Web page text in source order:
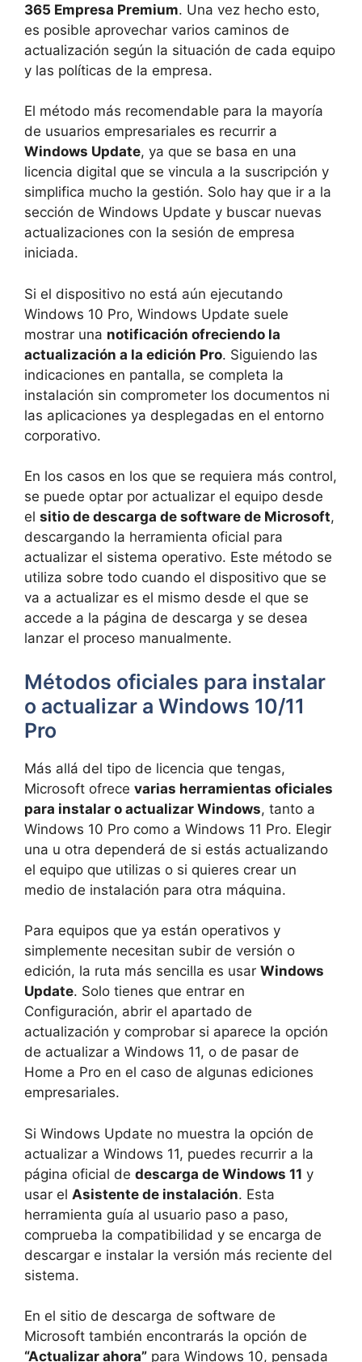
365 Empresa Premium. Una vez hecho esto,
es posible aprovechar varios caminos de
actualización según la situación de cada equipo
y las políticas de la empresa.
El método más recomendable para la mayoría
de usuarios empresariales es recurrir a
Windows Update, ya que se basa en una
licencia digital que se vincula a la suscripción y
simplifica mucho la gestión. Solo hay que ir a la
sección de Windows Update y buscar nuevas
actualizaciones con la sesión de empresa
iniciada.
Si el dispositivo no está aún ejecutando
Windows 10 Pro, Windows Update suele
mostrar una notificación ofreciendo la
actualización a la edición Pro. Siguiendo las
indicaciones en pantalla, se completa la
instalación sin comprometer los documentos ni
las aplicaciones ya desplegadas en el entorno
corporativo.
En los casos en los que se requiera más control,
se puede optar por actualizar el equipo desde
el sitio de descarga de software de Microsoft,
descargando la herramienta oficial para
actualizar el sistema operativo. Este método se
utiliza sobre todo cuando el dispositivo que se
va a actualizar es el mismo desde el que se
accede a la página de descarga y se desea
lanzar el proceso manualmente.
Métodos oficiales para instalar
o actualizar a Windows 10/11
Pro
Más allá del tipo de licencia que tengas,
Microsoft ofrece varias herramientas oficiales
para instalar o actualizar Windows, tanto a
Windows 10 Pro como a Windows 11 Pro. Elegir
una u otra dependerá de si estás actualizando
el equipo que utilizas o si quieres crear un
medio de instalación para otra máquina.
Para equipos que ya están operativos y
simplemente necesitan subir de versión o
edición, la ruta más sencilla es usar Windows
Update. Solo tienes que entrar en
Configuración, abrir el apartado de
actualización y comprobar si aparece la opción
de actualizar a Windows 11, o de pasar de
Home a Pro en el caso de algunas ediciones
empresariales.
Si Windows Update no muestra la opción de
actualizar a Windows 11, puedes recurrir a la
página oficial de descarga de Windows 11 y
usar el Asistente de instalación. Esta
herramienta guía al usuario paso a paso,
comprueba la compatibilidad y se encarga de
descargar e instalar la versión más reciente del
sistema.
En el sitio de descarga de software de
Microsoft también encontrarás la opción de
“Actualizar ahora” para Windows 10, pensada